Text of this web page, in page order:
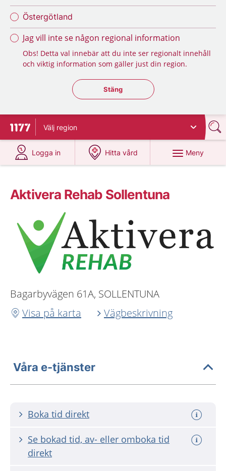
Östergötland
Jag vill inte se någon regional information
Obs! Detta val innebär att du inte ser regionalt innehåll
och viktig information som gäller just din region.
Stäng regionsväljaren
Stäng
Till startsidan för 1177
Välj region
Logga in
på 1177.se
Hitta vård
på 1177.se
Meny
Aktivera Rehab Sollentuna
Bagarbyvägen 61A, SOLLENTUNA
Visa på karta
Vägbeskrivning
Våra e-tjänster
Boka tid direkt
Se bokad tid, av- eller omboka tid
direkt